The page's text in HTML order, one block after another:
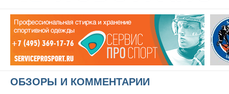
ОБЗОРЫ И КОММЕНТАРИИ